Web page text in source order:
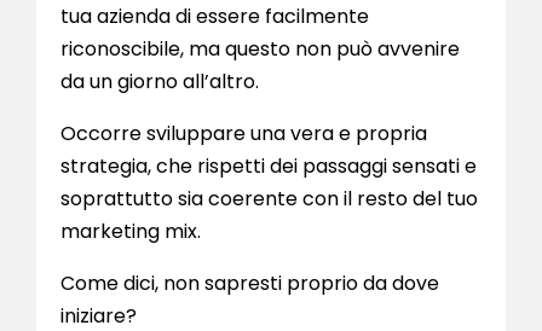
tua azienda di essere facilmente
riconoscibile, ma questo non può avvenire
da un giorno all’altro.
Occorre sviluppare una vera e propria
strategia, che rispetti dei passaggi sensati e
soprattutto sia coerente con il resto del tuo
marketing mix.
Come dici, non sapresti proprio da dove
iniziare?